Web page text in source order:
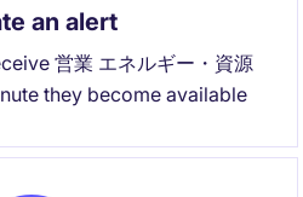
an alert
営業 エネルギー・資源
they become available